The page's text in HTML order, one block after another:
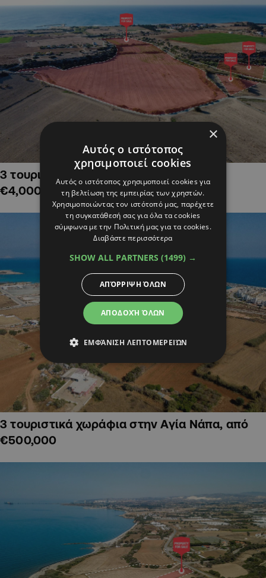
3 τουριστικά χωράφια στην Αλαμινό,
€4,000,000
3 τουριστικά χωράφια στην Αγία Νάπα, από
€500,000
×
Αυτός ο ιστότοπος
χρησιμοποιεί cookies
Αυτός ο ιστότοπος χρησιμοποιεί cookies για
τη βελτίωση της εμπειρίας των χρηστών.
Χρησιμοποιώντας τον ιστότοπό μας, παρέχετε
τη συγκατάθεσή σας για όλα τα cookies
σύμφωνα με την Πολιτική μας για τα cookies.
Διαβάστε περισσότερα
SHOW ALL PARTNERS (1499) →
ΑΠΟΔΟΧΉ ΌΛΩΝ
ΑΠΌΡΡΙΨΗ ΌΛΩΝ
ΕΜΦΆΝΙΣΗ ΛΕΠΤΟΜΕΡΕΙΏΝ